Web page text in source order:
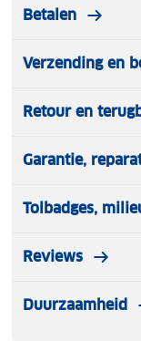
Betalen
Verzending en
Retour en
Garantie,
Tolbadges,
Reviews
Duurzaamheid